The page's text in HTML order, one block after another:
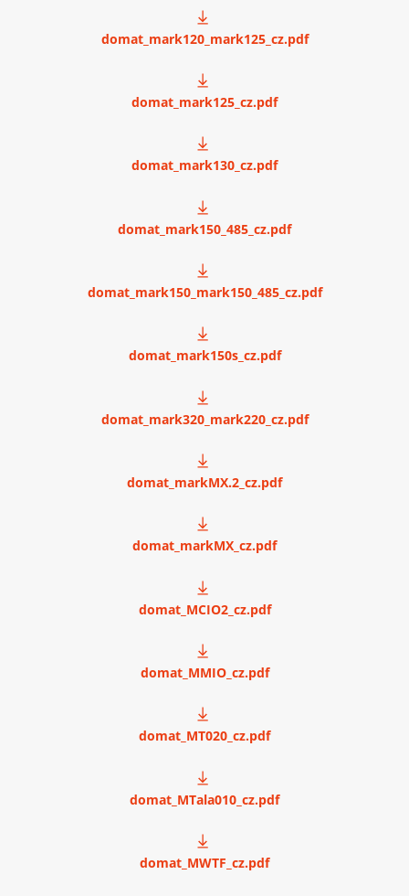
domat_mark120_mark125_cz.pdf
domat_mark125_cz.pdf
domat_mark130_cz.pdf
domat_mark150_485_cz.pdf
domat_mark150_mark150_485_cz.pdf
domat_mark150s_cz.pdf
domat_mark320_mark220_cz.pdf
domat_markMX.2_cz.pdf
domat_markMX_cz.pdf
domat_MCIO2_cz.pdf
domat_MMIO_cz.pdf
domat_MT020_cz.pdf
domat_MTala010_cz.pdf
domat_MWTF_cz.pdf